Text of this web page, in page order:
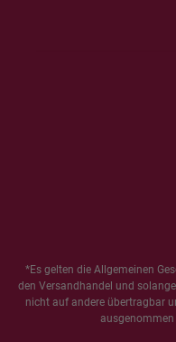
*Es gelten die Allgemeinen
den Versandhandel und
nicht auf andere übertragbar
ausgenommen